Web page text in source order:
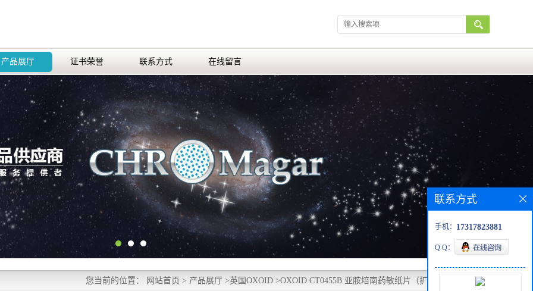
产品展厅 证书荣誉 联系方式 在线留言
您当前的位置： 网站首页 > 产品展厅 >英国OXOID >OXOID CT0455B 亚胺培南药敏纸片（扩散法）IPM10ug
联系方式
手机： 17317823881
Q Q：